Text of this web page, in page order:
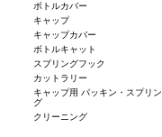
ボトルカバー
キャップ
キャップカバー
ボトルキャット
スプリングフック
カットラリー
キャップ用 パッキン・スプリン
グ
クリーニング